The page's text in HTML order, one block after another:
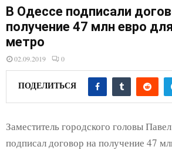
N
U
В Одессе подписали
получение 47 млн евро
метро
02.09.2019 0
ПОДЕЛИТЬСЯ
Заместитель городского головы
подписал договор на получение 47